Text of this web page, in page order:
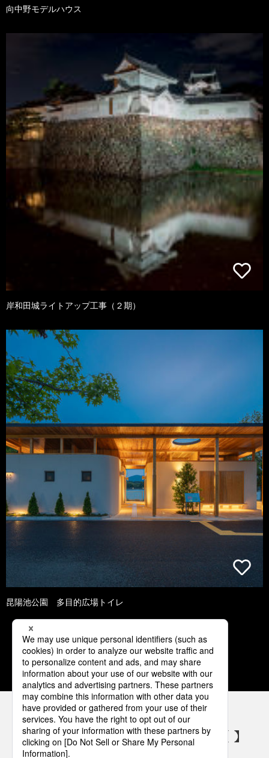
向中野モデルハウス
岸和田城ライトアップ工事（２期）
昆陽池公園 多目的広場トイレ
1 2 3 4 5
パナソニックの電気設備 SNSアカウント